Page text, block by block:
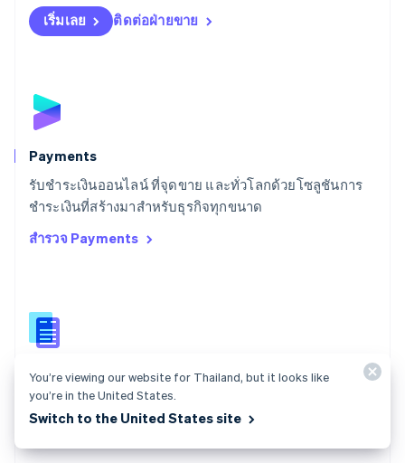
เริ่มเลย ติดต่อฝ่ายขาย
Payments
รับชำระเงินออนไลน์ ที่จุดขาย และทั่วโลกด้วยโซลูชันการ
ชำระเงินที่สร้างมาสำหรับธุรกิจทุกขนาด
สำรวจ Payments
Stripe Docs เกี่ยวกับ Payments
ค้นหาคู่มือเกี่ยวกับการเชื่อมต่อ Payments API ของ Stripe
สโลวาเกีย
English
Deutsch
สวีเดน
สหรัฐอเมริกา
English Español简体中文
สหรัฐอาหรับเอมิเรตส์
สหราชอาณาจักร
สิงคโปร์
English
ออสเตรเลีย
ออสเตรีย
อิตาลี
You’re viewing our website for Thailand, but it looks like
you’re in the United States.
Switch to the United States site